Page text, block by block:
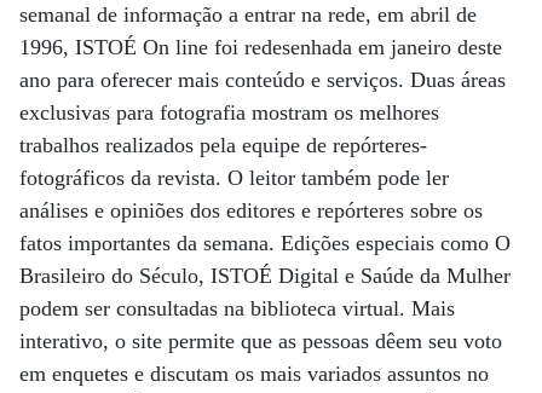
semanal de informação a entrar na rede, em abril de
1996, ISTOÉ On line foi redesenhada em janeiro deste
ano para oferecer mais conteúdo e serviços. Duas áreas
exclusivas para fotografia mostram os melhores
trabalhos realizados pela equipe de repórteres-
fotográficos da revista. O leitor também pode ler
análises e opiniões dos editores e repórteres sobre os
fatos importantes da semana. Edições especiais como O
Brasileiro do Século, ISTOÉ Digital e Saúde da Mulher
podem ser consultadas na biblioteca virtual. Mais
interativo, o site permite que as pessoas dêem seu voto
em enquetes e discutam os mais variados assuntos no